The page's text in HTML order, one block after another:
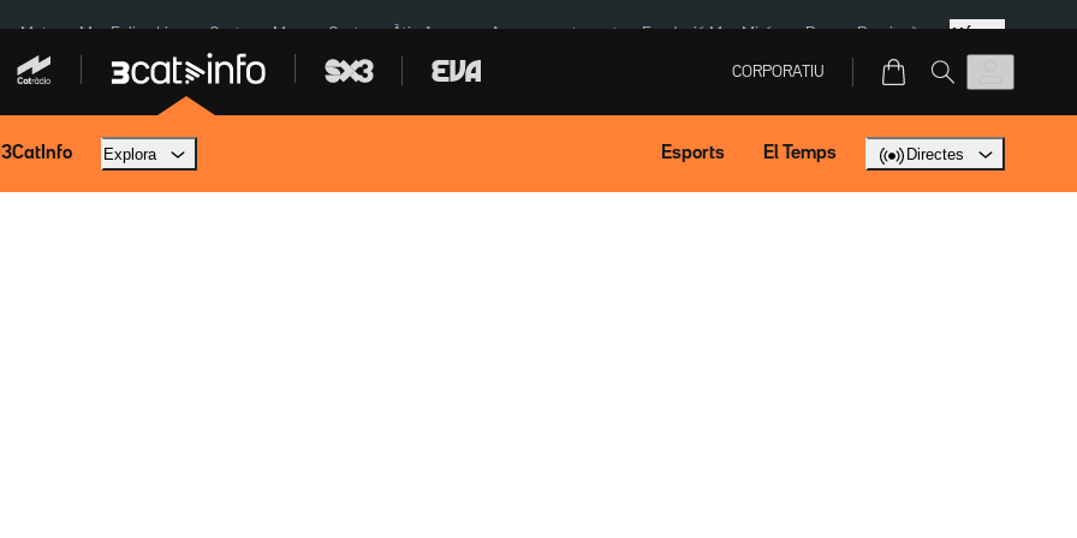
a Meta Mor Felipe Lipe Ceuta Menors Ceuta Àtic Ayuso Aparcament agost Fundació Mas Miró eBay Perpinyà Més
CORPORATIU
3CatInfo Explora Esports El Temps Directes